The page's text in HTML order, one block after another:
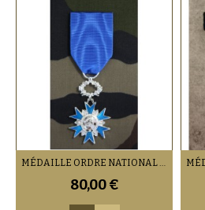
MÉDAILLE ORDRE NATIONAL DU MÉRITE CHEVALIER
80,00 €